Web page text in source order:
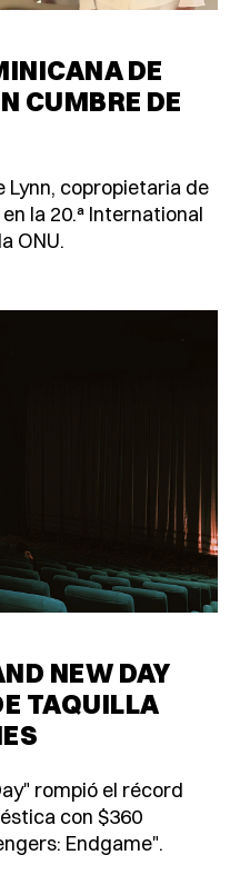
DE
CUMBRE DE
Lynn, copropietaria de
la 20.ª International
ONU.
NEW DAY
TAQUILLA
rompió el récord
con $360
Endgame".